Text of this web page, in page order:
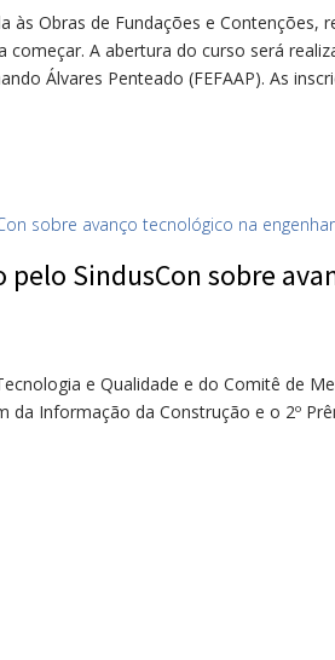
às Obras de Fundações e Contenções,
A abertura do curso será
Álvares Penteado (FEFAAP). As
SindusCon sobre
e Qualidade e do Comitê de
Informação da Construção e o 2º